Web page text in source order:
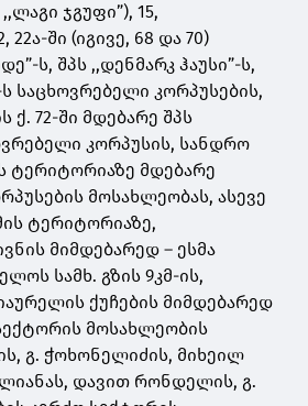
ჯგუფი”), 15,
ში (იგივე, 68 და 70)
ს, შპს ,,დენმარკ ჰაუსი”-ს,
ს საცხოვრებელი კორპუსების,
ქ. 72-ში მდებარე შპს
კორპუსის, სანდრო
ტერიტორიაზე მდებარე
მოსახლეობას, ასევე
ტერიტორიაზე,
მიმდებარედ – ესმა
სამხ. გზის 9კმ-ის,
ქუჩების მიმდებარედ
მოსახლეობის
გ. ჭოხონელიძის, მიხეილ
დავით რონდელის, გ.